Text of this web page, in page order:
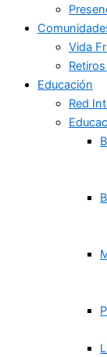
Vida
Educación
Red